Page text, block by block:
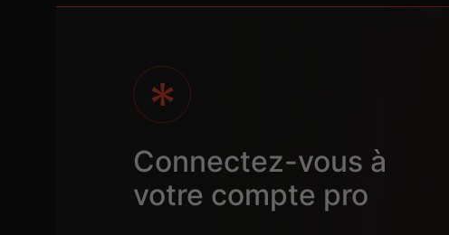
Connectez-vous à
votre compte pro